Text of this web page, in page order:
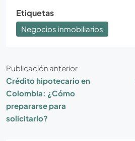
Etiquetas
Negocios inmobiliarios
Publicación anterior
Crédito hipotecario en
Colombia: ¿Cómo
prepararse para
solicitarlo?